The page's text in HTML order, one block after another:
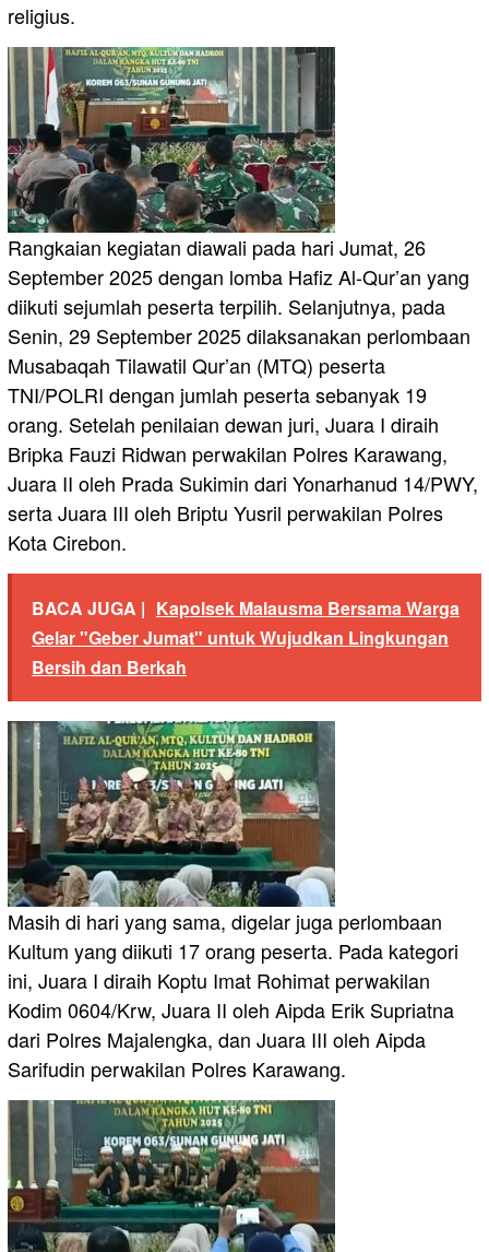
religius.
Rangkaian kegiatan diawali pada hari Jumat, 26
September 2025 dengan lomba Hafiz Al-Qur’an yang
diikuti sejumlah peserta terpilih. Selanjutnya, pada
Senin, 29 September 2025 dilaksanakan perlombaan
Musabaqah Tilawatil Qur’an (MTQ) peserta
TNI/POLRI dengan jumlah peserta sebanyak 19
orang. Setelah penilaian dewan juri, Juara I diraih
Bripka Fauzi Ridwan perwakilan Polres Karawang,
Juara II oleh Prada Sukimin dari Yonarhanud 14/PWY,
serta Juara III oleh Briptu Yusril perwakilan Polres
Kota Cirebon.
BACA JUGA | Kapolsek Malausma Bersama Warga
Gelar "Geber Jumat" untuk Wujudkan Lingkungan
Bersih dan Berkah
Masih di hari yang sama, digelar juga perlombaan
Kultum yang diikuti 17 orang peserta. Pada kategori
ini, Juara I diraih Koptu Imat Rohimat perwakilan
Kodim 0604/Krw, Juara II oleh Aipda Erik Supriatna
dari Polres Majalengka, dan Juara III oleh Aipda
Sarifudin perwakilan Polres Karawang.